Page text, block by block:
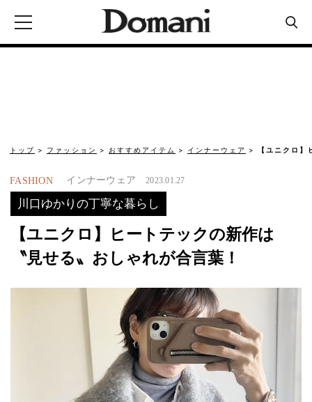
トップ ファッション おすすめアイテム インナーウェア 【ユニクロ
FASHION インナーウェア 2023.01.27
川口ゆかりの丁寧な暮らし
【ユニクロ】ヒートテックの新作は
〝見せる〟おしゃれが合言葉！